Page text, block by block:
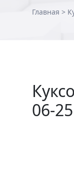
Главная >
06-